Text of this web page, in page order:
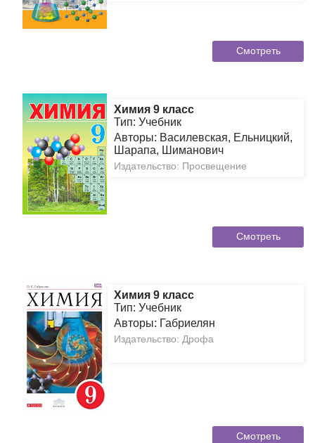
Смотреть
Химия 9 класс
Тип: Учебник
Авторы: Василевская, Ельницкий,
Шарапа, Шиманович
Издательство: Просвещение
Смотреть
Химия 9 класс
Тип: Учебник
Авторы: Габриелян
Издательство: Дрофа
Смотреть